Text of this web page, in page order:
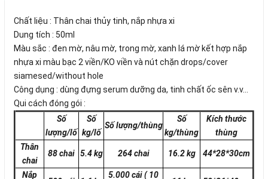
Chất liệu : Thân chai thủy tinh, nắp nhựa xi
Dung tích : 50ml
Màu sắc : đen mờ, nâu mờ, trong mờ, xanh lá mờ kết hợp nắp
nhựa xi màu bạc 2 viền/KO viền và nút chặn drops/cover
siamesed/without hole
Công dụng : dùng đựng serum dưỡng da, tinh chất ốc sên v.v...
Qui cách đóng gói :
Số
lượng/lố
Số
kg/lố
Số lượng/thùng
Số
kg/thùng
Kích thước
thùng
Thân
chai
88 chai 5.4 kg 264 chai 16.2 kg 44*28*30cm
Nắp 5.000 cái( 10